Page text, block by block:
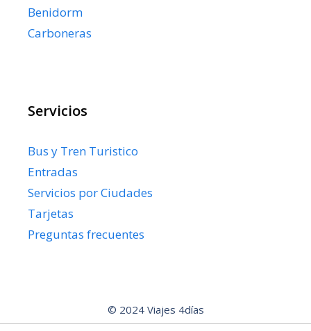
Benidorm
Carboneras
Servicios
Bus y Tren Turistico
Entradas
Servicios por Ciudades
Tarjetas
Preguntas frecuentes
© 2024 Viajes 4días